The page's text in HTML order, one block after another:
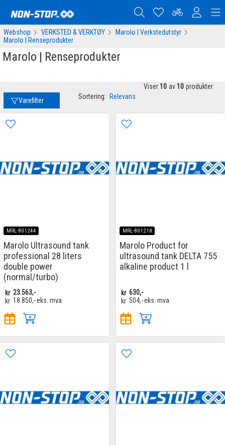
Webshop VERKSTED & VERKTØY
Marolo | Verkstedutstyr
Marolo | Renseprodukter
Marolo | Renseprodukter
Varefilter Sortering: Relevans
Viser 10 av 10 produkter
MRL-801244
Marolo Ultrasound tank
professional 28 liters
double power
(normal/turbo)
kr 23.563,-
kr 18.850,-eks. mva
MRL-801218
Marolo Product for
ultrasound tank DELTA 755
alkaline product 1 l
kr 630,-
kr 504,-eks. mva